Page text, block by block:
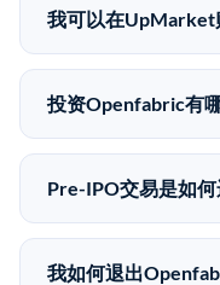
近的已知股价来自其
有所不同。
我可以在UpMarket
可以。合格投资者可
upmarket.co创建账
50,000美元。
自2019年以来已经纪
投资Openfabric有
Pre-IPO投资存在重
低，意味着没有公开
应做好可能全部损失
次之间可能大幅波动
Pre-IPO交易是如何
在Pre-IPO交易中，
股东（如员工、早期
我如何退出